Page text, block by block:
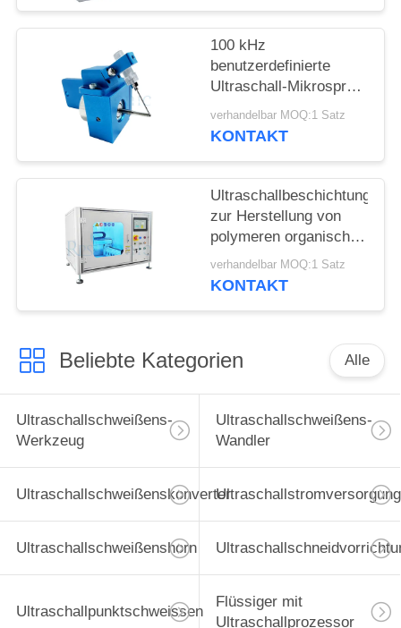
100 kHz
benutzerdefinierte
Ultraschall-Mikrospray-
Düsennebel-Nebel-
Atomisierer
verhandelbar MOQ:1 Satz
KONTAKT
Ultraschallbeschichtung
zur Herstellung von
polymeren organischen
Leuchtdioden
verhandelbar MOQ:1 Satz
KONTAKT
Beliebte Kategorien Alle
Ultraschallschweißens-
Werkzeug
Ultraschallschweißens-
Wandler
UltraschallschweißenskonverterUltraschallstromversorgung
Ultraschallschweißenshorn
Ultraschallpunktschweissen
Flüssiger mit
Ultraschallprozessor